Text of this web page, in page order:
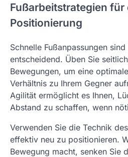
Fußarbeitstrategien für
Positionierung
Schnelle Fußanpassungen
entscheidend. Üben Sie
Bewegungen, um eine
Verhältnis zu Ihrem Gegner
Agilität ermöglicht es Ihnen,
Abstand zu schaffen, wenn
Verwenden Sie die Technik
effektiv neu zu positionieren.
Bewegung macht, senken Sie